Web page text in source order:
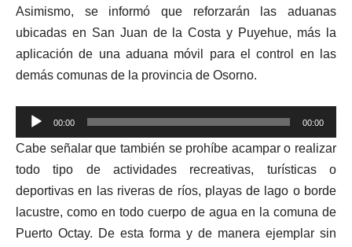
Asimismo, se informó que reforzarán las aduanas
ubicadas en San Juan de la Costa y Puyehue, más la
aplicación de una aduana móvil para el control en las
demás comunas de la provincia de Osorno.
Reproductor
de
audio
00:00 00:00
Cabe señalar que también se prohíbe acampar o realizar
todo tipo de actividades recreativas, turísticas o
deportivas en las riveras de ríos, playas de lago o borde
lacustre, como en todo cuerpo de agua en la comuna de
Puerto Octay. De esta forma y de manera ejemplar sin